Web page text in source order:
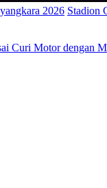
2026 Stadion
Curi Motor dengan